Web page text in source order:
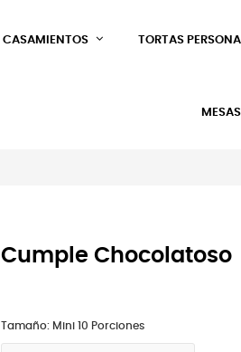
CASAMIENTOS TORTAS
Cumple Chocolatoso
Tamaño: Mini 10 Porciones